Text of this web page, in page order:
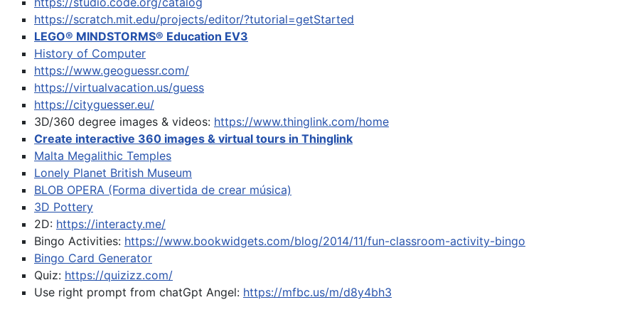
https://scratch.mit.edu/projects/editor/?tutorial=getStarted
LEGO® MINDSTORMS® Education EV3
History of Computer
https://www.geoguessr.com/
https://virtualvacation.us/guess
https://cityguesser.eu/
3D/360 degree images & videos: https://www.thinglink.com/home
Create interactive 360 images & virtual tours in Thinglink
Malta Megalithic Temples
Lonely Planet British Museum
BLOB OPERA (Forma divertida de crear música)
3D Pottery
2D: https://interacty.me/
Bingo Activities: https://www.bookwidgets.com/blog/2014/11/fun-classroom-activity-bingo
Bingo Card Generator
Quiz: https://quizizz.com/
Use right prompt from chatGpt Angel: https://mfbc.us/m/d8y4bh3